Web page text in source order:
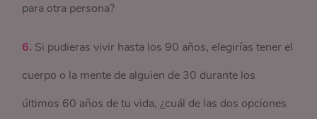
para otra persona?
6. Si pudieras vivir hasta los 90 años, elegirías tener el
cuerpo o la mente de alguien de 30 durante los
últimos 60 años de tu vida, ¿cuál de las dos opciones